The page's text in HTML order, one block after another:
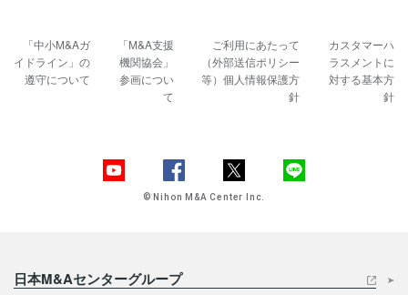
「中小M&Aガ
イドライン」の
遵守について
「M&A支援
機関協会」
参画につい
て
ご利用にあたって
（外部送信ポリシー
等）個人情報保護方
針
カスタマーハ
ラスメントに
対する基本方
針
© Nihon M&A Center Inc.
日本M&Aセンターグループ